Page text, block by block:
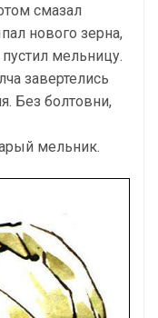
смазал
нового зерна,
мельницу.
завертелись
Без болтовни,
мельник.